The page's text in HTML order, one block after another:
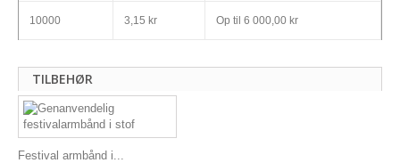
10000 3,15 kr Op til 6 000,00 kr
TILBEHØR
Festival armbånd i...